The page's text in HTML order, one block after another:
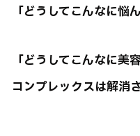
「どうしてこんなに悩
「どうしてこんなに美
コンプレックスは解消